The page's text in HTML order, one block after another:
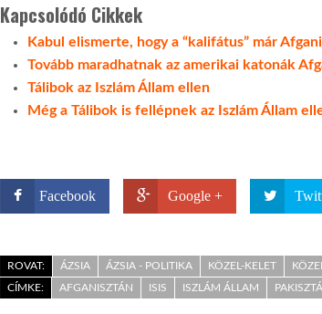
Kapcsolódó Cikkek
Kabul elismerte, hogy a “kalifátus” már
Tovább maradhatnak az amerikai katonák
Tálibok az Iszlám Állam ellen
Még a Tálibok is fellépnek az Iszlám Állam
Facebook Google +
ROVAT: ÁZSIA ÁZSIA - POLITIKA KÖZEL-KELET
CÍMKE:
AFGANISZTÁN ISIS ISZLÁM ÁLLAM